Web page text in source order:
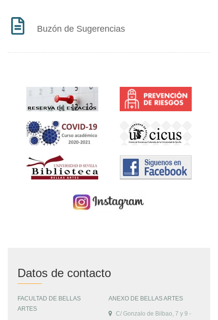
Buzón de Sugerencias
Datos de contacto
FACULTAD DE BELLAS
ARTES
ANEXO DE BELLAS ARTES
C/ Gonzalo de Bilbao, 7 y 9 -